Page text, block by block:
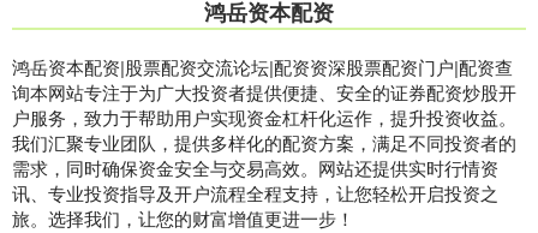
鸿岳资本配资
鸿岳资本配资|股票配资交流论坛|配资资深股票配资门户|配资查
询本网站专注于为广大投资者提供便捷、安全的证券配资炒股开
户服务，致力于帮助用户实现资金杠杆化运作，提升投资收益。
我们汇聚专业团队，提供多样化的配资方案，满足不同投资者的
需求，同时确保资金安全与交易高效。网站还提供实时行情资
讯、专业投资指导及开户流程全程支持，让您轻松开启投资之
旅。选择我们，让您的财富增值更进一步！